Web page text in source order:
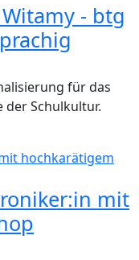
- btg
für das
der Schulkultur.
mit